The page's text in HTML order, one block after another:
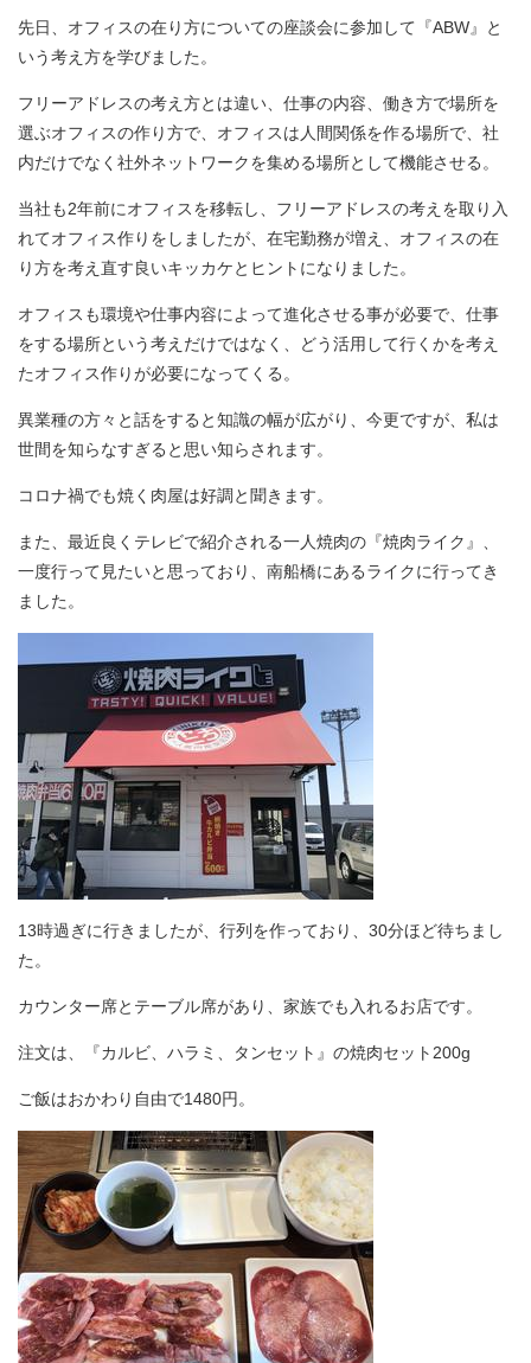
先日、オフィスの在り方についての座談会に参加して『ABW』と
いう考え方を学びました。
フリーアドレスの考え方とは違い、仕事の内容、働き方で場所を
選ぶオフィスの作り方で、オフィスは人間関係を作る場所で、社
内だけでなく社外ネットワークを集める場所として機能させる。
当社も2年前にオフィスを移転し、フリーアドレスの考えを取り入
れてオフィス作りをしましたが、在宅勤務が増え、オフィスの在
り方を考え直す良いキッカケとヒントになりました。
オフィスも環境や仕事内容によって進化させる事が必要で、仕事
をする場所という考えだけではなく、どう活用して行くかを考え
たオフィス作りが必要になってくる。
異業種の方々と話をすると知識の幅が広がり、今更ですが、私は
世間を知らなすぎると思い知らされます。
コロナ禍でも焼く肉屋は好調と聞きます。
また、最近良くテレビで紹介される一人焼肉の『焼肉ライク』、
一度行って見たいと思っており、南船橋にあるライクに行ってき
ました。
13時過ぎに行きましたが、行列を作っており、30分ほど待ちまし
た。
カウンター席とテーブル席があり、家族でも入れるお店です。
注文は、『カルビ、ハラミ、タンセット』の焼肉セット200g
ご飯はおかわり自由で1480円。